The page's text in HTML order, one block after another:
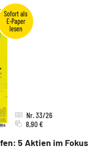
5 Aktien im Fokus
Nr. 33/26
8,90 €